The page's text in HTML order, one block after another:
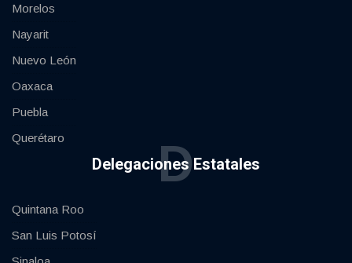
Morelos
Nayarit
Nuevo León
Oaxaca
Puebla
Querétaro
Delegaciones Estatales
D
Quintana Roo
San Luis Potosí